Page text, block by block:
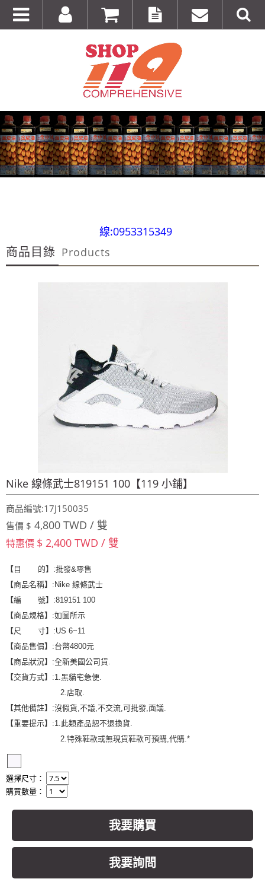
線:0953315349
100%美國正品~美國代購短T~全館75折~售完為止!
~週年慶～週年慶～團購聖品~ 金皮油~買滿二千元免
全台第一輛到府服務品牌服飾專櫃專車 預約專
線:0953315349
100%美國正品~美國代購短T~全館75折~售完為止!
~週年慶～週年慶～團購聖品~ 金皮油~買滿二千元免
運費~買12瓶送1瓶~手腳要快喔～秋冬保養喉嚨最好聖品～
商品目錄 Products
Nike 線條武士819151 100【119 小鋪】
商品編號:17J150035
售價 $ 4,800 TWD / 雙
特惠價 $ 2,400 TWD / 雙
【目 的】:批發&零售
【商品名稱】:Nike 線條武士
【編 號】:819151 100
【商品規格】:如圖所示
【尺 寸】:US 6~11
【商品售價】:台幣4800元
【商品狀況】:全新美國公司貨.
【交貨方式】:1.黑貓宅急便.
2.店取.
【其他備註】:沒假貨,不議,不交流,可批發,面議.
【重要提示】:1.此類產品恕不退換貨.
2.特殊鞋款或無現貨鞋款可預購,代購.*
選擇尺寸：
購買數量：
我要購買
我要詢問